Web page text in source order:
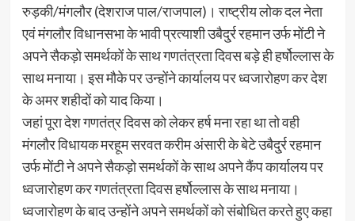
रुड़की/मंगलौर (देशराज पाल/राजपाल)। राष्ट्रीय लोक दल नेता
एवं मंगलौर विधानसभा के भावी प्रत्याशी उबैदु्र्र रहमान उर्फ मोंटी ने
अपने सैकड़ो समर्थकों के साथ गणतंत्रता दिवस बड़े ही हर्षोल्लास के
साथ मनाया। इस मौके पर उन्होंने कार्यालय पर ध्वजारोहण कर देश
के अमर शहीदों को याद किया।
जहां पूरा देश गणतंत्र दिवस को लेकर हर्ष मना रहा था तो वही
मंगलौर विधायक मरहूम सरवत करीम अंसारी के बेटे उबैदु्र्र रहमान
उर्फ मोंटी ने अपने सैकड़ो समर्थकों के साथ अपने कैंप कार्यालय पर
ध्वजारोहण कर गणतंत्रता दिवस हर्षोल्लास के साथ मनाया।
ध्वजारोहण के बाद उन्होंने अपने समर्थकों को संबोधित करते हुए कहा